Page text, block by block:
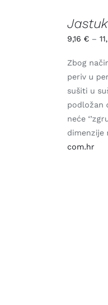
9,16 €–
Zbog
periv u
sušiti u
podložan
neće
dimenzije
com.hr